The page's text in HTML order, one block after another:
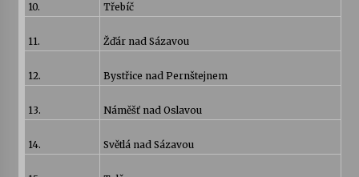
10. Třebíč
11. Žďár nad Sázavou
12. Bystřice nad Pernštejnem
13. Náměšť nad Oslavou
14. Světlá nad Sázavou